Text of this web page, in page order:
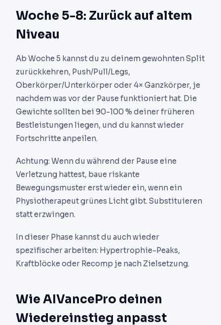
Woche 5-8: Zurück auf altem
Niveau
Ab Woche 5 kannst du zu deinem gewohnten Split
zurückkehren, Push/Pull/Legs,
Oberkörper/Unterkörper oder 4× Ganzkörper, je
nachdem was vor der Pause funktioniert hat. Die
Gewichte sollten bei 90-100 % deiner früheren
Bestleistungen liegen, und du kannst wieder
Fortschritte anpeilen.
Achtung: Wenn du während der Pause eine
Verletzung hattest, baue riskante
Bewegungsmuster erst wieder ein, wenn ein
Physiotherapeut grünes Licht gibt. Substituieren
statt erzwingen.
In dieser Phase kannst du auch wieder
spezifischer arbeiten: Hypertrophie-Peaks,
Kraftblöcke oder Recomp je nach Zielsetzung.
Wie AIVancePro deinen
Wiedereinstieg anpasst